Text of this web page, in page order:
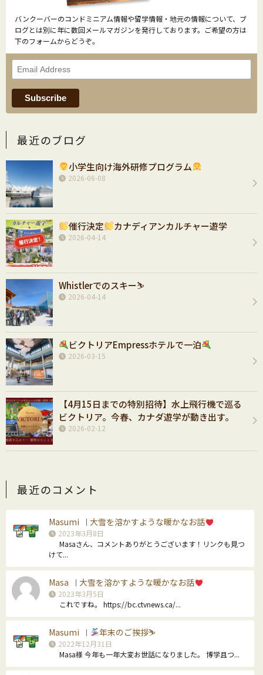
バンクーバーのコンドミニアム情報や留学情報・地元の情報について、ブ
ログとは別に年に数回メールマガジンを発行しております。ご希望の方は
下のフォームからどうぞ。
最近のブログ
小学生向け海外研修プログラム
2026-06-08
催行決定 カナディアンカルチャー遊学
2026-04-14
Whistlerでのスキー⛷️
2026-04-14
ビクトリアEmpressホテルで一泊
2026-03-15
【4月15日までの特別招待】水上飛行機で巡る
ビクトリア。今春、カナダ遊学が動き出す。
2026-02-12
最近のコメント
Masumi ｜ 大雪を溶かすような暖かなお話
2023年3月8日
Masaさん、コメントありがとうございます！リンクも見つ
けて...
Masa ｜ 大雪を溶かすような暖かなお話
2023年3月5日
これですね。 https://bc.ctvnews.ca/...
Masumi ｜ 年末のご挨拶⛷
2022年12月31日
Masa様 今年も一年大変お世話になりました。 博学且つ...